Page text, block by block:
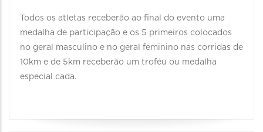
Todos os atletas receberão ao final do evento uma
medalha de participação e os 5 primeiros colocados
no geral masculino e no geral feminino nas corridas de
10km e de 5km receberão um troféu ou medalha
especial cada.